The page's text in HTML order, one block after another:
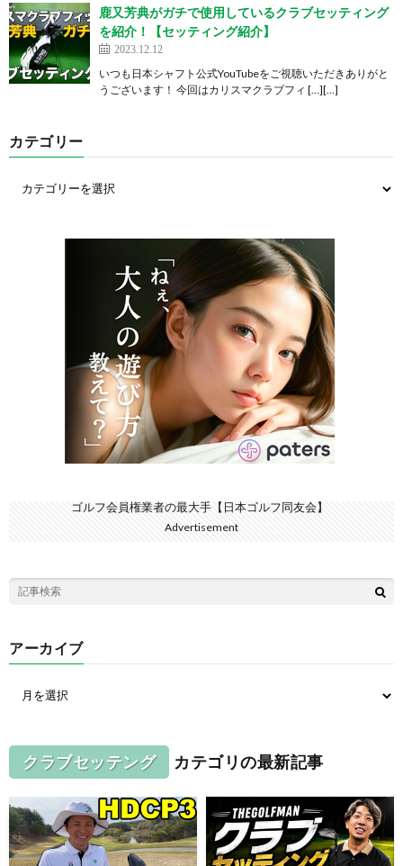
鹿又芳典がガチで使用しているクラブセッティング
を紹介！【セッティング紹介】
2023.12.12
いつも日本シャフト公式YouTubeをご視聴いただきありがと
うございます！ 今回はカリスマクラブフィ […][…]
カテゴリー
ゴルフ会員権業者の最大手【日本ゴルフ同友会】
Advertisement
アーカイブ
クラブセッテング カテゴリの最新記事